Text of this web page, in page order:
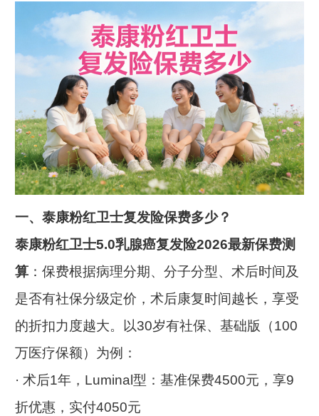
一、泰康粉红卫士复发险保费多少？
泰康粉红卫士5.0乳腺癌复发险2026最新保费测
算：保费根据病理分期、分子分型、术后时间及
是否有社保分级定价，术后康复时间越长，享受
的折扣力度越大。以30岁有社保、基础版（100
万医疗保额）为例：
· 术后1年，Luminal型：基准保费4500元，享9
折优惠，实付4050元